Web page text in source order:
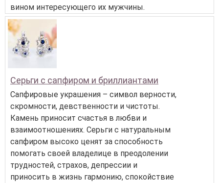
вином интересующего их мужчины.
Серьги с сапфиром и бриллиантами
Сапфировые украшения – символ верности,
скромности, девственности и чистоты.
Камень приносит счастья в любви и
взаимоотношениях. Серьги с натуральным
сапфиром высоко ценят за способность
помогать своей владелице в преодолении
трудностей, страхов, депрессии и
приносить в жизнь гармонию, спокойствие